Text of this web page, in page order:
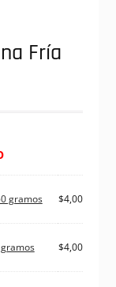
Fría
gramos $4,00
gramos $4,00